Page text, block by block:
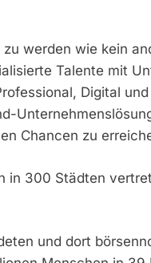
werden wie kein
Talente mit
Digital
Chancen zu
in 300 Städten
und dort